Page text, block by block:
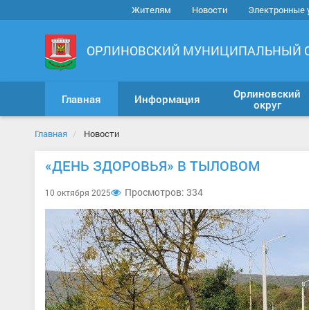
Жителям Новости Электронные
ОРЛИНОВСКИЙ МУНИЦИПАЛЬНЫЙ
Главная Информация
Орлиновский
округ
Главная Новости
«ДЕНЬ ЗДОРОВЬЯ» В ТЫЛОВОМ
10 октября 2025 Просмотров: 334